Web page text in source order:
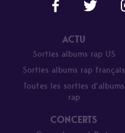
ACTU
Sorties albums rap US
Sorties albums rap français
Toutes les sorties d’albums
rap
CONCERTS